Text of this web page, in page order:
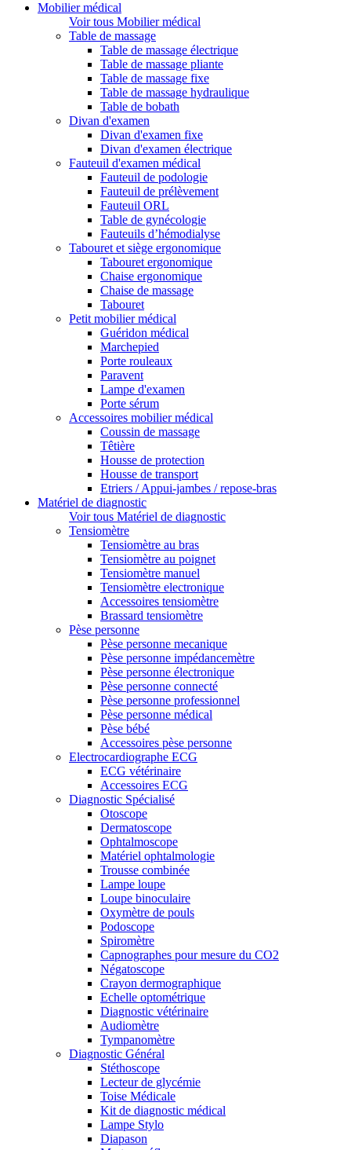
Mobilier médical
Voir tous Mobilier médical
Table de massage
Table de massage électrique
Table de massage pliante
Table de massage fixe
Table de massage hydraulique
Table de bobath
Divan d'examen
Divan d'examen fixe
Divan d'examen électrique
Fauteuil d'examen médical
Fauteuil de podologie
Fauteuil de prélèvement
Fauteuil ORL
Table de gynécologie
Fauteuils d’hémodialyse
Tabouret et siège ergonomique
Tabouret ergonomique
Chaise ergonomique
Chaise de massage
Tabouret
Petit mobilier médical
Guéridon médical
Marchepied
Porte rouleaux
Paravent
Lampe d'examen
Porte sérum
Accessoires mobilier médical
Coussin de massage
Têtière
Housse de protection
Housse de transport
Etriers / Appui-jambes / repose-bras
Matériel de diagnostic
Voir tous Matériel de diagnostic
Tensiomètre
Tensiomètre au bras
Tensiomètre au poignet
Tensiomètre manuel
Tensiomètre electronique
Accessoires tensiomètre
Brassard tensiomètre
Pèse personne
Pèse personne mecanique
Pèse personne impédancemètre
Pèse personne électronique
Pèse personne connecté
Pèse personne professionnel
Pèse personne médical
Pèse bébé
Accessoires pèse personne
Electrocardiographe ECG
ECG vétérinaire
Accessoires ECG
Diagnostic Spécialisé
Otoscope
Dermatoscope
Ophtalmoscope
Matériel ophtalmologie
Trousse combinée
Lampe loupe
Loupe binoculaire
Oxymètre de pouls
Podoscope
Spiromètre
Capnographes pour mesure du CO2
Négatoscope
Crayon dermographique
Echelle optométrique
Diagnostic vétérinaire
Audiomètre
Tympanomètre
Diagnostic Général
Stéthoscope
Lecteur de glycémie
Toise Médicale
Kit de diagnostic médical
Lampe Stylo
Diapason